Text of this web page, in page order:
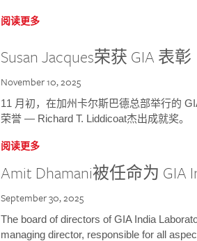
阅读更多
Susan Jacques荣获 GIA 表彰
November 10, 2025
11 月初，在加州卡尔斯巴德总部举行的
荣誉 — Richard T. Liddicoat杰出成就奖。
阅读更多
Amit Dhamani被任命为 GIA
September 30, 2025
The board of directors of GIA India
managing director, responsible for all